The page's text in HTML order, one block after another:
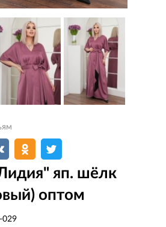
яп. шёлк
оптом
029